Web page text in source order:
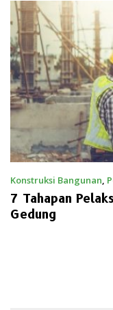
Konstruksi Bangunan,
7 Tahapan
Gedung